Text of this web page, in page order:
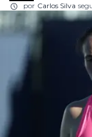
por Carlos Silva